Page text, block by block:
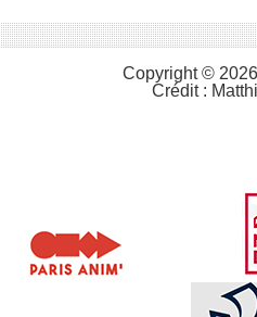
Copyright ©
Crédit :